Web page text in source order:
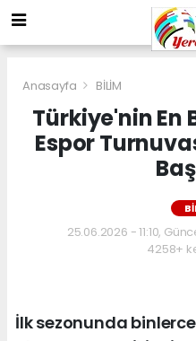
Anasayfa BİLİM
Türkiye'nin En
Espor
25.06.2026 - 11:10,
4258+
İlk sezonunda